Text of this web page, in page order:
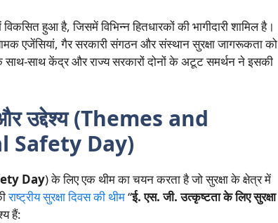
हुआ है, जिसमें विभिन्न हितधारकों की भागीदारी शामिल है।
एजेंसियां, गैर सरकारी संगठन और संस्थान सुरक्षा जागरूकता को
साथ केंद्र और राज्य सरकारों दोनों के अटूट समर्थन ने इसकी
और उद्देश्य (Themes and
Safety Day)
Day) के लिए एक थीम का चयन करता है जो सुरक्षा के क्षेत्र में
राष्ट्रीय सुरक्षा दिवस की थीम“ई. एस. जी. उत्कृष्टता के लिए सुरक्षा
हैं: